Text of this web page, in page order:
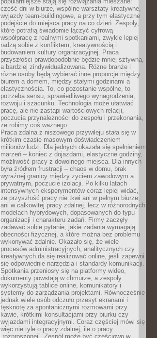
część dni w biurze, wspólne warsztaty kreatywne,
wyjazdy team-buildingowe, a przy tym elastyczne
podejście do miejsca pracy na co dzień. Zespoły,
które potrafią świadomie łączyć cyfrową
współpracę z realnymi spotkaniami, zwykle lepiej
radzą sobie z konfliktem, kreatywnością i
budowaniem kultury organizacyjnej. Praca
przyszłości prawdopodobnie będzie mniej sztywna,
a bardziej zindywidualizowana. Różne branże i
różne osoby będą wybierać inne proporcje między
biurem a domem, między stałymi godzinami a
elastycznością. To, co pozostanie wspólne, to
potrzeba sensu, sprawiedliwego wynagrodzenia,
rozwoju i szacunku. Technologia może ułatwiać
pracę, ale nie zastąpi wartościowych relacji,
poczucia przynależności do zespołu i przekonania,
że robimy coś ważnego.
Praca zdalna z niszowego przywileju stała się w
krótkim czasie masowym doświadczeniem
milionów ludzi. Dla jednych okazała się spełnieniem
marzeń – koniec z dojazdami, elastyczne godziny,
możliwość pracy z dowolnego miejsca. Dla innych
była źródłem frustracji – chaos w domu, brak
wyraźnej granicy między życiem zawodowym a
prywatnym, poczucie izolacji. Po kilku latach
intensywnych eksperymentów coraz lepiej widać,
że przyszłość pracy nie tkwi ani w pełnym biurze,
ani w całkowitej pracy zdalnej, lecz w różnorodnych
modelach hybrydowych, dopasowanych do typu
organizacji i charakteru zadań. Firmy zaczęły
zadawać sobie pytanie, jakie zadania wymagają
obecności fizycznej, a które można bez problemu
wykonywać zdalnie. Okazało się, że wiele
procesów administracyjnych, analitycznych czy
kreatywnych da się realizować online, jeśli zapewni
się odpowiednie narzędzia i standardy komunikacji.
Spotkania przeniosły się na platformy wideo,
dokumenty powstają w chmurze, a zespoły
wykorzystują tablice online, komunikatory i
systemy do zarządzania projektami. Równocześnie
jednak wiele osób odczuło przesyt ekranami i
tęsknotę za spontanicznymi rozmowami przy
kawie, krótkimi konsultacjami przy biurku czy
wyjazdami integracyjnymi. Coraz częściej mówi się
więc nie tyle o pracy zdalnej, ile o pracy
„rozproszonej”. Zespół może być częściowo w